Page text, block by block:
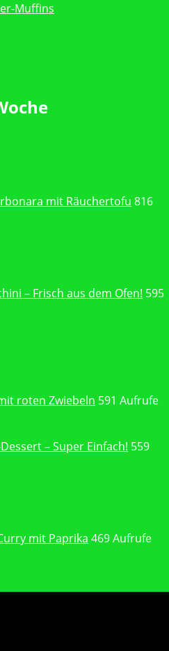
Muffins
mit Räuchertofu 816
– Frisch aus dem Ofen! 595
roten Zwiebeln 591 Aufrufe
– Super Einfach! 559
mit Paprika 469 Aufrufe